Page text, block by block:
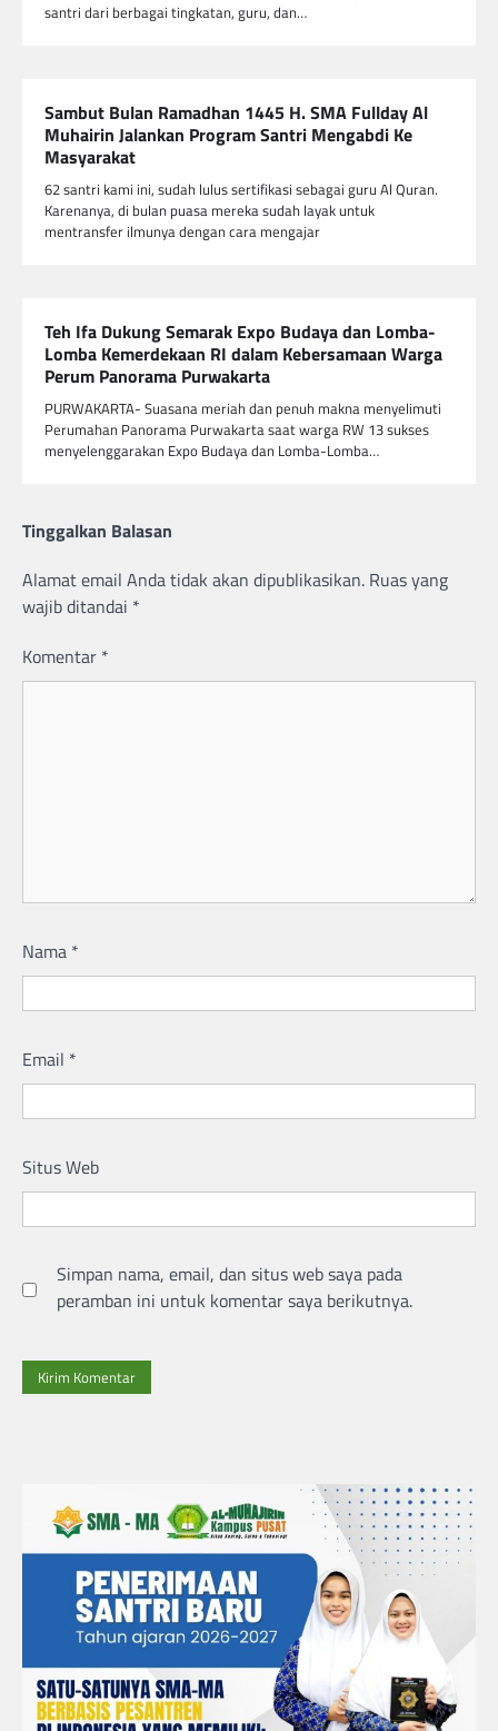
santri dari berbagai tingkatan, guru, dan…
Sambut Bulan Ramadhan 1445 H. SMA Fullday Al
Muhairin Jalankan Program Santri Mengabdi Ke
Masyarakat
62 santri kami ini, sudah lulus sertifikasi sebagai guru Al Quran.
Karenanya, di bulan puasa mereka sudah layak untuk
mentransfer ilmunya dengan cara mengajar
Teh Ifa Dukung Semarak Expo Budaya dan Lomba-
Lomba Kemerdekaan RI dalam Kebersamaan Warga
Perum Panorama Purwakarta
PURWAKARTA- Suasana meriah dan penuh makna menyelimuti
Perumahan Panorama Purwakarta saat warga RW 13 sukses
menyelenggarakan Expo Budaya dan Lomba-Lomba…
Tinggalkan Balasan
Alamat email Anda tidak akan dipublikasikan. Ruas yang
wajib ditandai *
Komentar *
Nama *
Email *
Situs Web
Simpan nama, email, dan situs web saya pada
peramban ini untuk komentar saya berikutnya.